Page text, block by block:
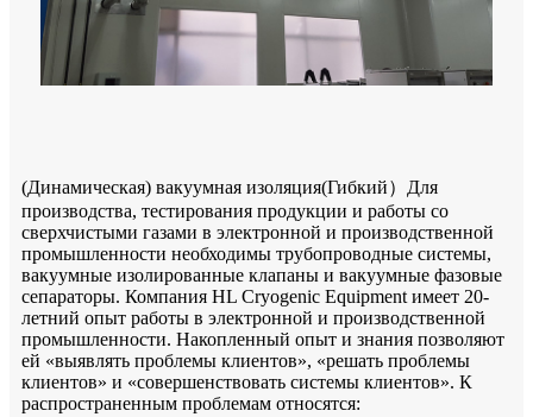
(Динамическая) вакуумная изоляция(Гибкий） Для
производства, тестирования продукции и работы со
сверхчистыми газами в электронной и производственной
промышленности необходимы трубопроводные системы,
вакуумные изолированные клапаны и вакуумные фазовые
сепараторы. Компания HL Cryogenic Equipment имеет 20-
летний опыт работы в электронной и производственной
промышленности. Накопленный опыт и знания позволяют
ей «выявлять проблемы клиентов», «решать проблемы
клиентов» и «совершенствовать системы клиентов». К
распространенным проблемам относятся: